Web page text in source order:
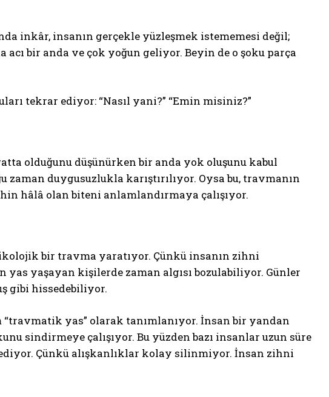
inkâr, insanın gerçekle yüzleşmek istememesi değil;
bir anda ve çok yoğun geliyor. Beyin de o şoku parça
tekrar ediyor: “Nasıl yani?” “Emin misiniz?”
olduğunu düşünürken bir anda yok oluşunu kabul
duygusuzlukla karıştırılıyor. Oysa bu, travmanın
hâlâ olan biteni anlamlandırmaya çalışıyor.
bir travma yaratıyor. Çünkü insanın zihni
yas yaşayan kişilerde zaman algısı bozulabiliyor. Günler
gibi hissedebiliyor.
yas” olarak tanımlanıyor. İnsan bir yandan
sindirmeye çalışıyor. Bu yüzden bazı insanlar uzun süre
Çünkü alışkanlıklar kolay silinmiyor. İnsan zihni